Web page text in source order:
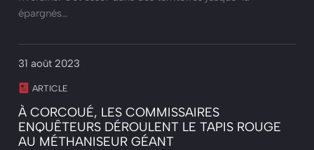
épargnés…
31 août 2023
ARTICLE
À CORCOUÉ, LES COMMISSAIRES
ENQUÊTEURS DÉROULENT LE TAPIS ROUGE
AU MÉTHANISEUR GÉANT